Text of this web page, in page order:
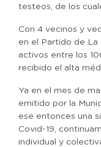
testeos, de los
Con 4 vecinos y
en el Partido de La
activos entre los
recibido el alta
Ya en el mes de
emitido por la
ese entonces una
Covid-19,
individual y